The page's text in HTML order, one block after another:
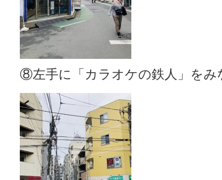
⑧左手に「カラオケの鉄人」をみ